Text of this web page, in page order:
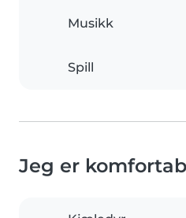
Musikk
Spill
Jeg er